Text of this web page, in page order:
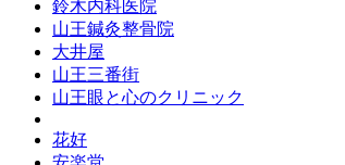
鈴木内科医院
山王鍼灸整骨院
大井屋
山王三番街
山王眼と心のクリニック
花好